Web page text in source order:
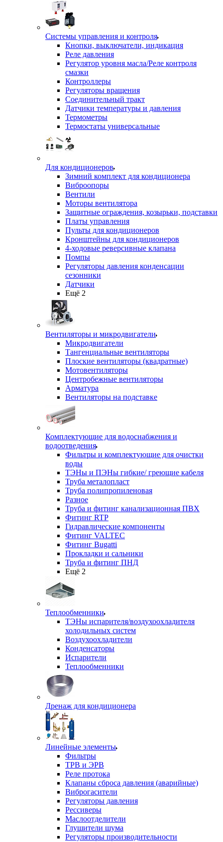
Системы управления и контроля
Кнопки, выключатели, индикация
Реле давления
Регулятор уровня масла/Реле контроля
смазки
Контроллеры
Регуляторы вращения
Соединительный тракт
Датчики температуры и давления
Термометры
Термостаты универсальные
Для кондиционеров
Зимний комплект для кондиционера
Виброопоры
Вентили
Моторы вентилятора
Защитные ограждения, козырьки, подставки
Платы управления
Пульты для кондиционеров
Кронштейны для кондиционеров
4-ходовые реверсивные клапана
Помпы
Регуляторы давления конденсации
сезонники
Датчики
Ещё 2
Вентиляторы и микродвигатели
Микродвигатели
Тангенциальные вентиляторы
Плоские вентиляторы (квадратные)
Мотовентиляторы
Центробежные вентиляторы
Арматура
Вентиляторы на подставке
Комплектующие для водоснабжения и
водоотведения
Фильтры и комплектующие для очистки
воды
ТЭНы и ПЭНы гибкие/ греющие кабеля
Труба металопласт
Труба полипропиленовая
Разное
Труба и фитинг канализационная ПВХ
Фитинг RTP
Гидравлические компоненты
Фитинг VALTEC
Фитинг Bugatti
Прокладки и сальники
Труба и фитинг ПНД
Ещё 2
Теплообменники
ТЭНы испарителя/воздухоохладителя
холодильных систем
Воздухоохладители
Конденсаторы
Испарители
Теплообменники
Дренаж для кондиционера
Линейные элементы
Фильтры
ТРВ и ЭРВ
Реле протока
Клапаны сброса давления (аварийные)
Виброгасители
Регуляторы давления
Рессиверы
Маслоотделители
Глушители шума
Регуляторы производительности